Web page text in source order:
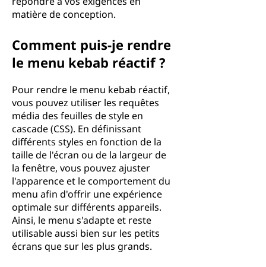
matière de conception.
Comment puis-je rendre
le menu kebab réactif ?
Pour rendre le menu kebab réactif,
vous pouvez utiliser les requêtes
média des feuilles de style en
cascade (CSS). En définissant
différents styles en fonction de la
taille de l'écran ou de la largeur de
la fenêtre, vous pouvez ajuster
l'apparence et le comportement du
menu afin d'offrir une expérience
optimale sur différents appareils.
Ainsi, le menu s'adapte et reste
utilisable aussi bien sur les petits
écrans que sur les plus grands.